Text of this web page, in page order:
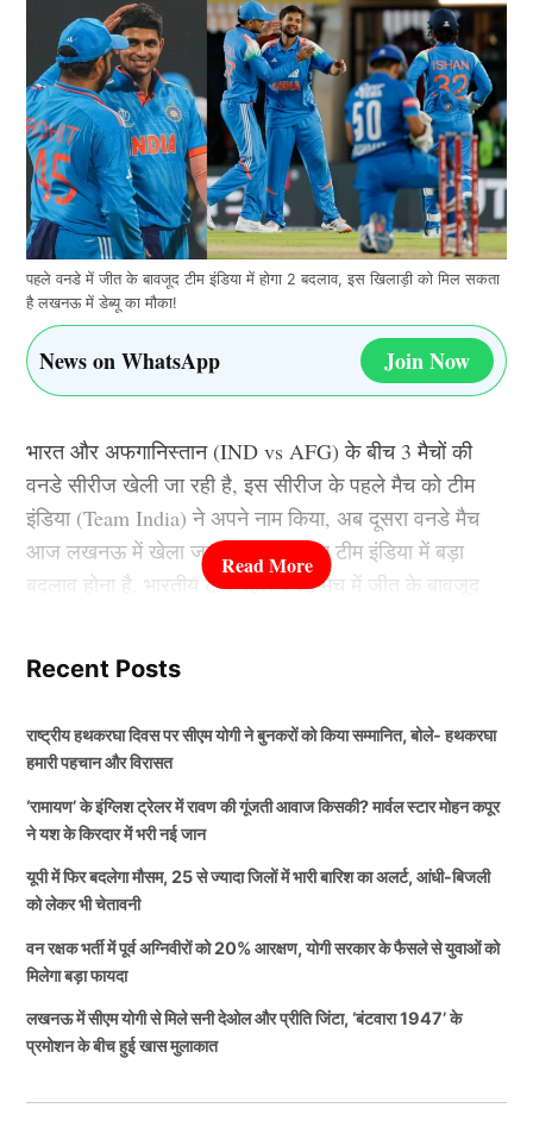
पहले वनडे में जीत के बावजूद टीम इंडिया में होगा 2 बदलाव, इस खिलाड़ी को मिल सकता
है लखनऊ में डेब्यू का मौका!
News on WhatsApp Join Now
भारत और अफगानिस्तान (IND vs AFG) के बीच 3 मैचों की
वनडे सीरीज खेली जा रही है, इस सीरीज के पहले मैच को टीम
इंडिया (Team India) ने अपने नाम किया, अब दूसरा वनडे मैच
आज लखनऊ में खेला जाना है, इसके लिए टीम इंडिया में बड़ा
बदलाव होना है. भारतीय टीम पहले वनडे मैच में जीत के बावजूद
को बाहर करने वाली है, जो पिछले मैच में फ्लॉप रहा था, वहीं एक
ऐसे खिलाड़ी को बाहर रखकर दूसरे को मौका दिया जा सकता है,
इंडिया अपनी बेंच स्ट्रेंथ चेक करना चाहेगी.
पहले वनडे में जीत के बावजूद Team India में
होगा 2 बदलाव
भारतीय टीम के स्टार खिलाड़ी केएल राहुल को प्लेइंग 11 से बाहर
रखा जा सकता है, उनकी जगह बतौर बल्लेबाज टीम इंडिया में
टीम की ओपनिंग जोड़ी में भी बदलाव हो सकता है. यशस्वी
Recent Posts
राष्ट्रीय हथकरघा दिवस पर सीएम योगी ने बुनकरों को किया सम्मानित, बोले- हथकरघा
हमारी पहचान और विरासत
‘रामायण’ के इंग्लिश ट्रेलर में रावण की गूंजती आवाज किसकी? मार्वल स्टार मोहन कपूर
ने यश के किरदार में भरी नई जान
यूपी में फिर बदलेगा मौसम, 25 से ज्यादा जिलों में भारी बारिश का अलर्ट, आंधी-बिजली
को लेकर भी चेतावनी
वन रक्षक भर्ती में पूर्व अग्निवीरों को 20% आरक्षण, योगी सरकार के फैसले से युवाओं को
मिलेगा बड़ा फायदा
लखनऊ में सीएम योगी से मिले सनी देओल और प्रीति जिंटा, ‘बंटवारा 1947’ के
प्रमोशन के बीच हुई खास मुलाकात